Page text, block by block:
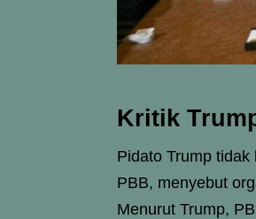
Kritik
Pidato Trump
PBB, menyebut
Menurut Trump,